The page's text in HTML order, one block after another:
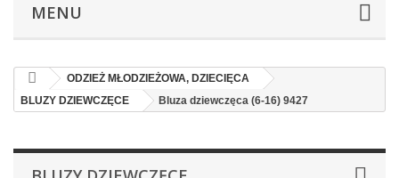
MENU
ODZIEŻ MŁODZIEŻOWA, DZIECIĘCA
BLUZY DZIEWCZĘCE
Bluza dziewczęca (6-16) 9427